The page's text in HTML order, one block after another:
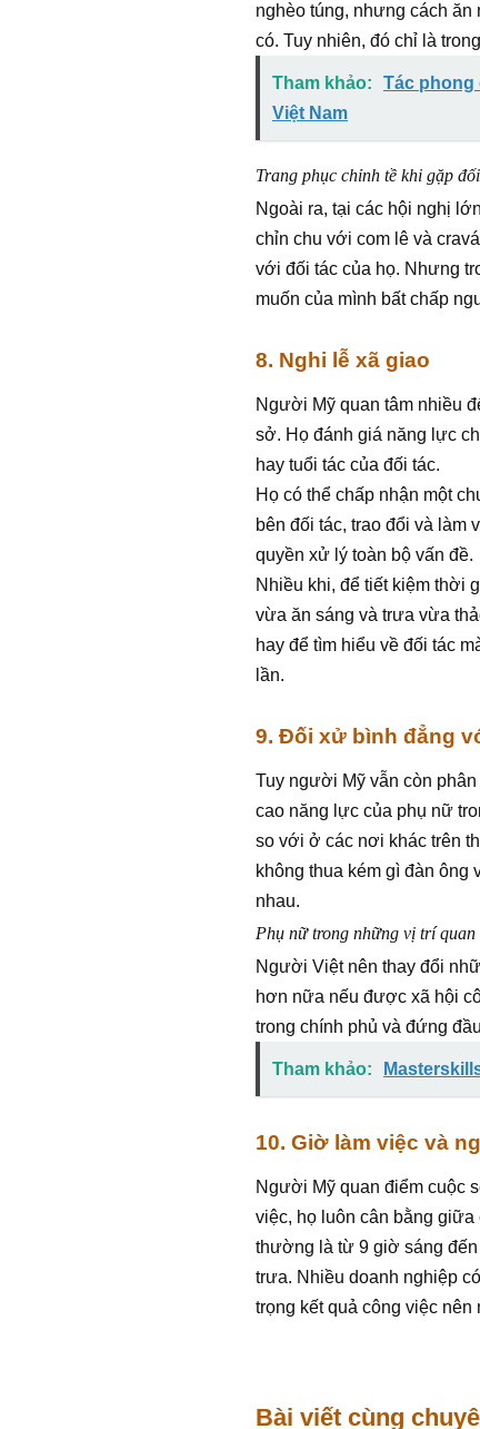
nghèo túng, nhưng cách
có. Tuy nhiên, đó chỉ là
Tham khảo:
Tác phong
Việt Nam
Trang phục chỉnh tề khi gặp
Ngoài ra, tại các hội nghị
chỉn chu với com lê và
với đối tác của họ. Nhưng
muốn của mình bất chấp
8. Nghi lễ xã giao
Người Mỹ quan tâm nhiều
sở. Họ đánh giá năng lực
hay tuổi tác của đối tác.
Họ có thể chấp nhận một
bên đối tác, trao đổi và làm
quyền xử lý toàn bộ vấn đề.
Nhiều khi, để tiết kiệm thời
vừa ăn sáng và trưa vừa
hay để tìm hiểu về đối tác
lần.
9. Đối xử bình đẳng
Tuy người Mỹ vẫn còn
cao năng lực của phụ nữ
so với ở các nơi khác trên
không thua kém gì đàn ông
nhau.
Phụ nữ trong những vị trí quan
Người Việt nên thay đổi
hơn nữa nếu được xã hội
trong chính phủ và đứng
Tham khảo:
10. Giờ làm việc và
Người Mỹ quan điểm cuộc
việc, họ luôn cân bằng
thường là từ 9 giờ sáng
trưa. Nhiều doanh nghiệp
trọng kết quả công việc
Bài viết cùng